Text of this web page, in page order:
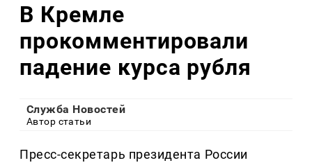
В Кремле
прокомментировали
падение курса рубля
Служба Новостей
Автор статьи
Пресс-секретарь президента России